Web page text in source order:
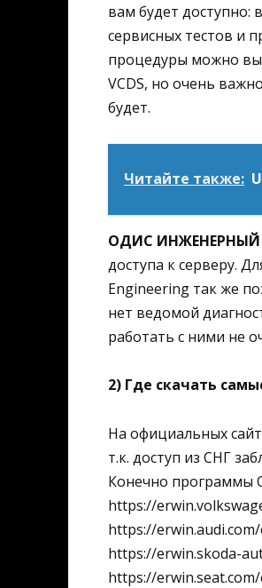
вам будет доступно:
сервисных тестов и
процедуры можно
VCDS, но очень
будет.
Читайте также:
ОДИС ИНЖЕНЕРНЫЙ
доступа к серверу.
Engineering так же
нет ведомой
работать с ними не
2) Где скачать
На официальных
т.к. доступ из СНГ
Конечно программы
https://
https://
https://erwin.skoda-
https://